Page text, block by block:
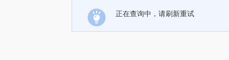
正在查询中，请刷新重试